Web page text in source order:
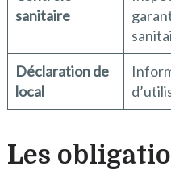
sanitaire
Déclaration de
local
Les